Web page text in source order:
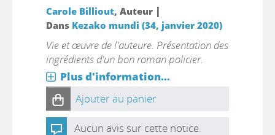
Carole Billiout, Auteur |
Dans Kezako mundi (34, janvier 2020)
Vie et œuvre de l'auteure. Présentation des
ingrédients d'un bon roman policier.
Plus d'information...
Ajouter au panier
Aucun avis sur cette notice.